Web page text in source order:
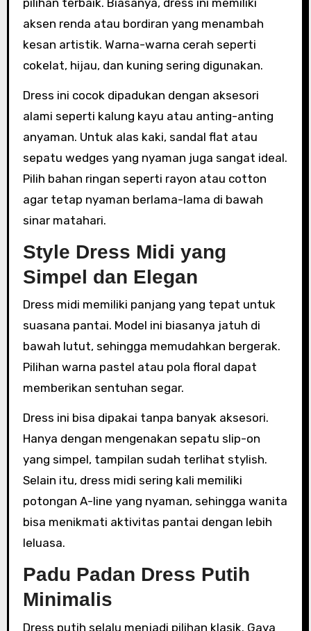
aksen renda atau bordiran yang menambah
kesan artistik. Warna-warna cerah seperti
cokelat, hijau, dan kuning sering digunakan.
Dress ini cocok dipadukan dengan aksesori
alami seperti kalung kayu atau anting-anting
anyaman. Untuk alas kaki, sandal flat atau
sepatu wedges yang nyaman juga sangat ideal.
Pilih bahan ringan seperti rayon atau cotton
agar tetap nyaman berlama-lama di bawah
sinar matahari.
Style Dress Midi yang
Simpel dan Elegan
Dress midi memiliki panjang yang tepat untuk
suasana pantai. Model ini biasanya jatuh di
bawah lutut, sehingga memudahkan bergerak.
Pilihan warna pastel atau pola floral dapat
memberikan sentuhan segar.
Dress ini bisa dipakai tanpa banyak aksesori.
Hanya dengan mengenakan sepatu slip-on
yang simpel, tampilan sudah terlihat stylish.
Selain itu, dress midi sering kali memiliki
potongan A-line yang nyaman, sehingga wanita
bisa menikmati aktivitas pantai dengan lebih
leluasa.
Padu Padan Dress Putih
Minimalis
Dress putih selalu menjadi pilihan klasik. Gaya